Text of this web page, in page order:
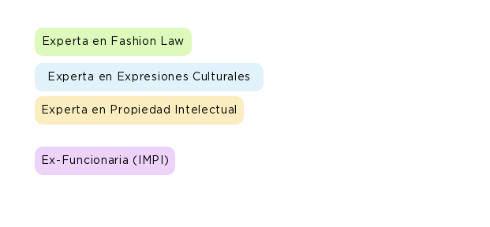
Experta en Fashion Law
Experta en Expresiones Culturales
Experta en Propiedad Intelectual
Ex-Funcionaria (IMPI)